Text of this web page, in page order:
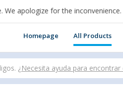
per acquistare online.
apologize for the inconvenience.
Homepage All Products
¿Necesita ayuda para encontrar